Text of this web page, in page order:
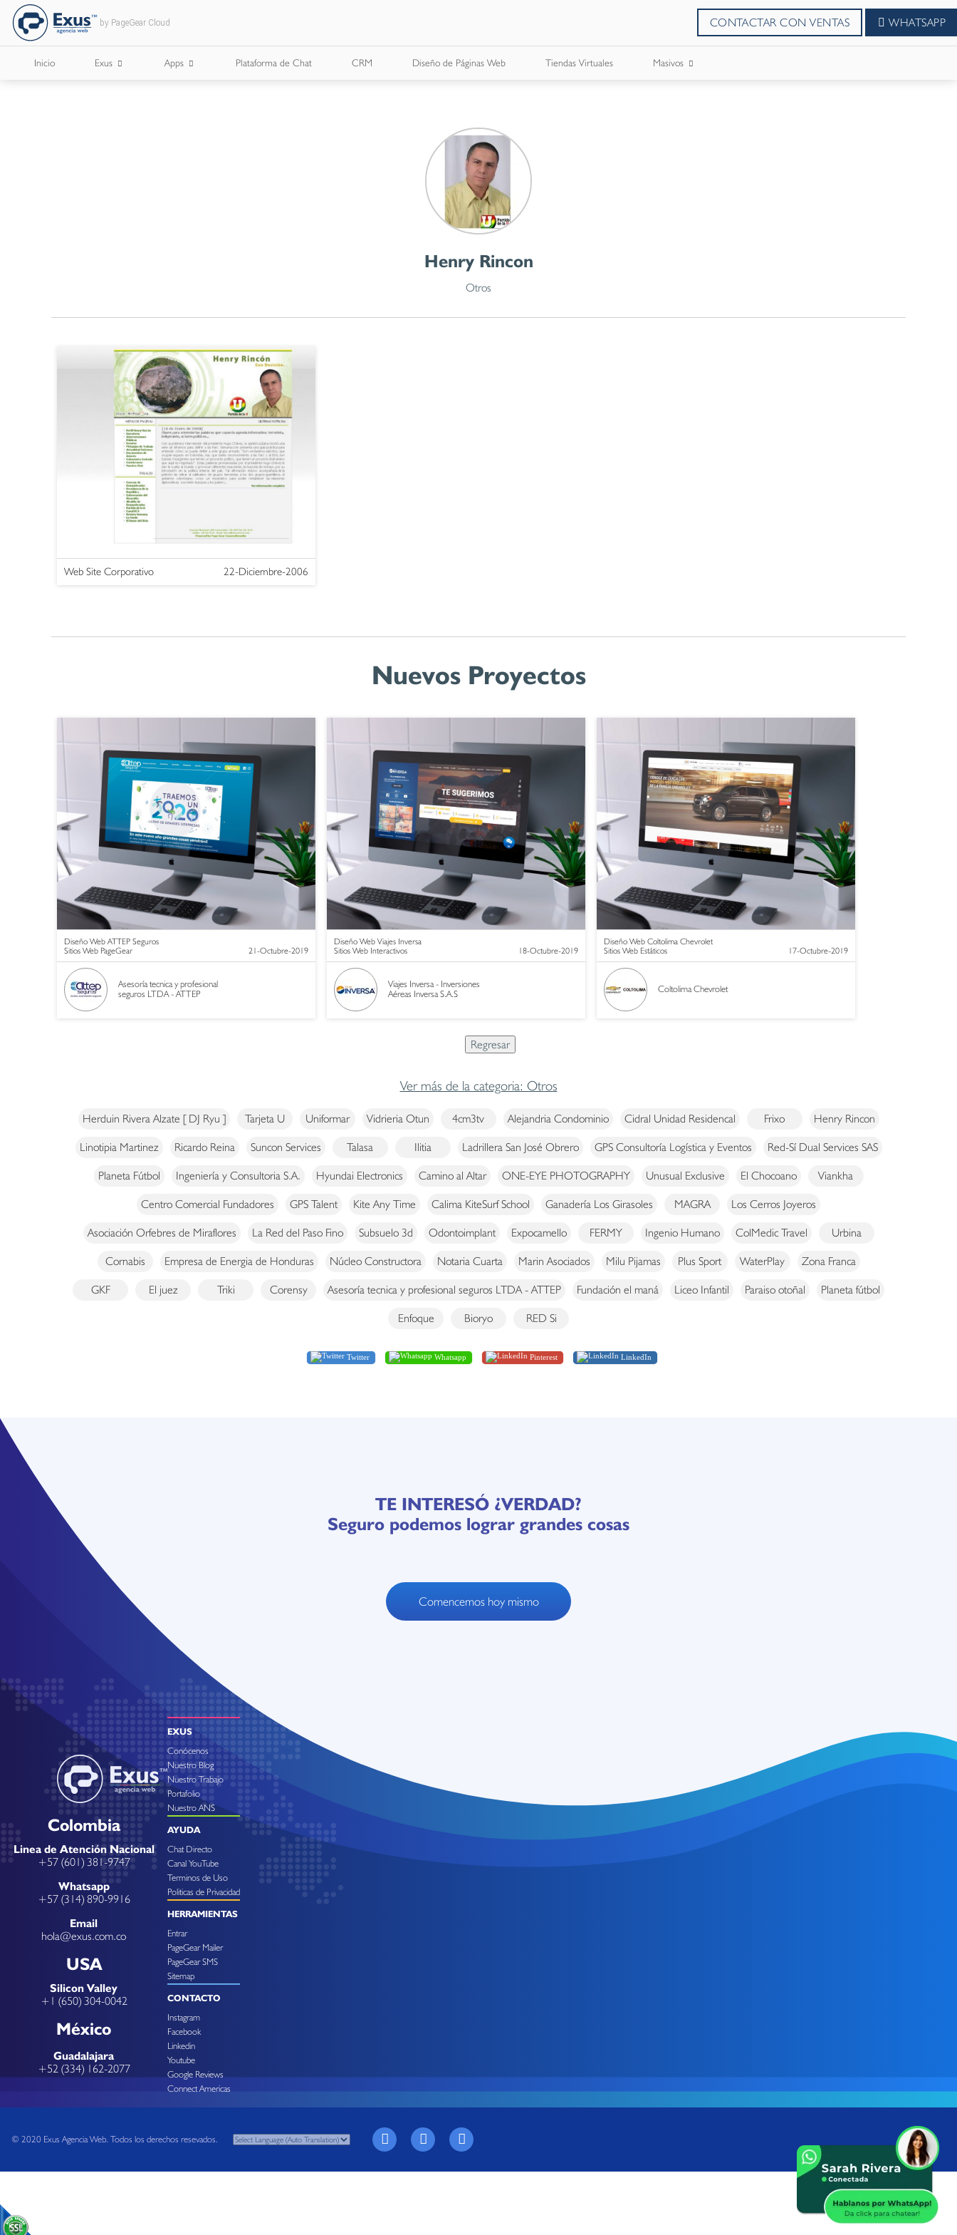
by PageGear Cloud CONTACTAR CON VENTAS WHATSAPP
Inicio Exus Apps Plataforma de Chat CRM Diseño de Páginas Web Tiendas Virtuales Masivos
Henry Rincon
Otros
Web Site Corporativo 22-Diciembre-2006
Nuevos Proyectos
Diseño Web ATTEP Seguros
Sitios Web PageGear
21-Octubre-2019
Asesoría tecnica y profesional
seguros LTDA - ATTEP
Diseño Web Viajes Inversa
Sitios Web Interactivos
18-Octubre-2019
Viajes Inversa - Inversiones
Aéreas Inversa S.A.S
Diseño Web Coltolima Chevrolet
Sitios Web Estáticos
17-Octubre-2019
Coltolima Chevrolet
Ver más de la categoria: Otros
Herduin Rivera Alzate [ DJ Ryu ] Tarjeta U Uniformar Vidrieria Otun 4cm3tv Alejandria Condominio Cidral Unidad Residencal Frixo Henry Rincon
Linotipia Martinez Ricardo Reina Suncon Services Talasa Ilitia Ladrillera San José Obrero GPS Consultoría Logística y Eventos Red-Sí Dual Services SAS
Planeta Fútbol Ingeniería y Consultoria S.A. Hyundai Electronics Camino al Altar ONE-EYE PHOTOGRAPHY Unusual Exclusive El Chocoano Viankha
Centro Comercial Fundadores GPS Talent Kite Any Time Calima KiteSurf School Ganadería Los Girasoles MAGRA Los Cerros Joyeros
Asociación Orfebres de Miraflores La Red del Paso Fino Subsuelo 3d Odontoimplant Expocamello FERMY Ingenio Humano ColMedic Travel Urbina
Cornabis Empresa de Energia de Honduras Núcleo Constructora Notaria Cuarta Marin Asociados Milu Pijamas Plus Sport WaterPlay Zona Franca
GKF El juez Triki Corensy Asesoría tecnica y profesional seguros LTDA - ATTEP Fundación el maná Liceo Infantil Paraiso otoñal Planeta fútbol
Enfoque Bioryo RED Si
Twitter Whatsapp Pinterest LinkedIn
TE INTERESÓ ¿VERDAD?
Seguro podemos lograr grandes cosas
Comencemos hoy mismo
Colombia
Linea de Atención Nacional
+57 (601) 381-9747
Whatsapp
+57 (314) 890-9916
Email
hola@exus.com.co
USA
Silicon Valley
+1 (650) 304-0042
México
Guadalajara
+52 (334) 162-2077
EXUS
Conócenos
Nuestro Blog
Nuestro Trabajo
Portafolio
Nuestro ANS
AYUDA
Chat Directo
Canal YouTube
Terminos de Uso
Politicas de Privacidad
HERRAMIENTAS
Entrar
PageGear Mailer
PageGear SMS
Sitemap
CONTACTO
Instagram
Facebook
Linkedin
Youtube
Google Reviews
Connect Americas
© 2020 Exus Agencia Web. Todos los derechos resevados.